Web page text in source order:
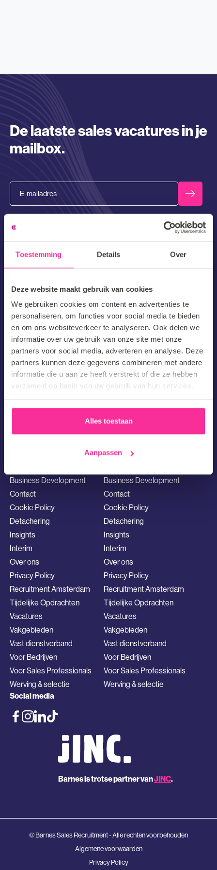
Toestemming Details Over
Deze website maakt gebruik van cookies
We gebruiken cookies om content en advertenties te
personaliseren, om functies voor social media te bieden
en om ons websiteverkeer te analyseren. Ook delen we
informatie over uw gebruik van onze site met onze
partners voor social media, adverteren en analyse. Deze
partners kunnen deze gegevens combineren met andere
informatie die u aan ze heeft verstrekt of die ze hebben
verzameld op basis van uw gebruik van hun services.
Alles toestaan
Aanpassen
De laatste sales vacatures in je
mailbox.
en zal deze nooit delen met 3en
maya@barnes.nl
Snelle Links
Algemene voorwaarden
Business Development
Contact
Cookie Policy
Detachering
Insights
Interim
Over ons
Privacy Policy
Recruitment Amsterdam
Tijdelijke Opdrachten
Vacatures
Vakgebieden
Vast dienstverband
Voor Bedrijven
Voor Sales Professionals
Werving & selectie
Sales Vacatures
Algemene voorwaarden
Business Development
Contact
Cookie Policy
Detachering
Insights
Interim
Over ons
Privacy Policy
Recruitment Amsterdam
Tijdelijke Opdrachten
Vacatures
Vakgebieden
Vast dienstverband
Voor Bedrijven
Voor Sales Professionals
Werving & selectie
Social media
Barnes is trotse partner vanJINC.
© Barnes Sales Recruitment - Alle rechten voorbehouden
Algemene voorwaarden
Privacy Policy